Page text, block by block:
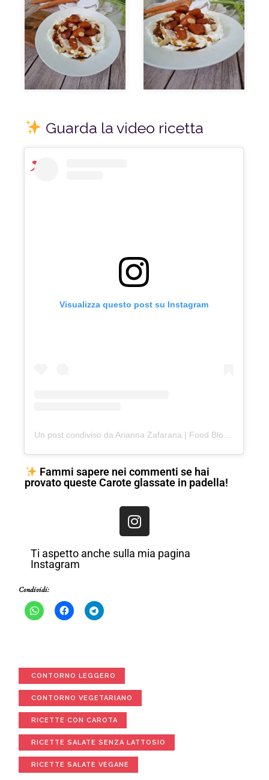
Guarda la video ricetta
Visualizza questo post su Instagram
Fammi sapere nei commenti se hai
provato queste Carote glassate in padella!
Ti aspetto anche sulla mia pagina
Instagram
Condividi:
CONTORNO LEGGERO
CONTORNO VEGETARIANO
RICETTE CON CAROTA
RICETTE SALATE SENZA LATTOSIO
RICETTE SALATE VEGANE